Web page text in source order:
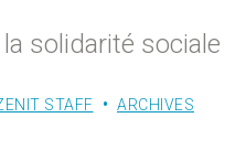
solidarité sociale
STAFF ARCHIVES